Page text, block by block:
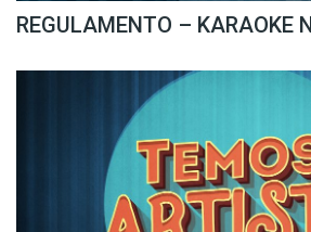
REGULAMENTO – KARAOKE